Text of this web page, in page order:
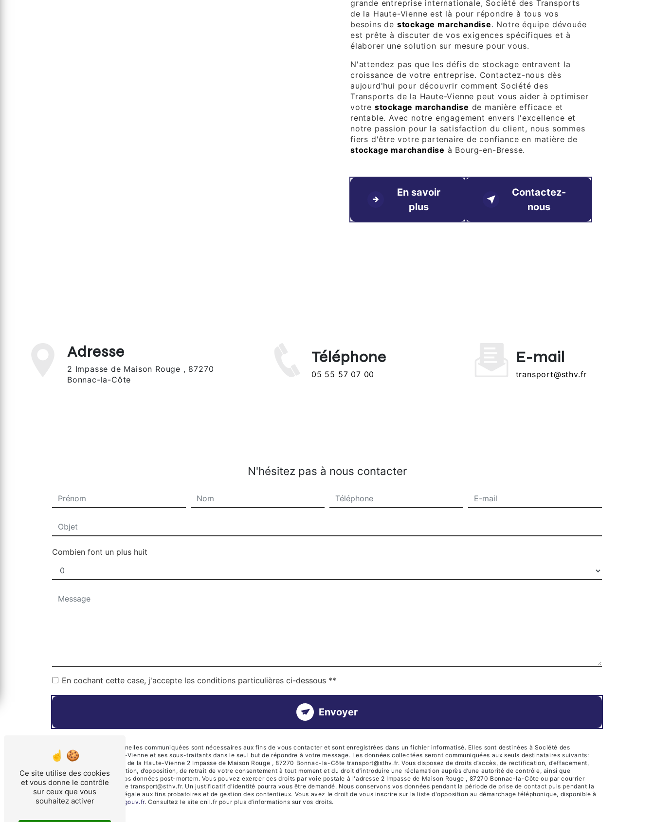
grande entreprise internationale, Société des Transports
de la Haute-Vienne est là pour répondre à tous vos
besoins de stockage marchandise. Notre équipe dévouée
est prête à discuter de vos exigences spécifiques et à
élaborer une solution sur mesure pour vous.
N'attendez pas que les défis de stockage entravent la
croissance de votre entreprise. Contactez-nous dès
aujourd'hui pour découvrir comment Société des
Transports de la Haute-Vienne peut vous aider à optimiser
votre stockage marchandise de manière efficace et
rentable. Avec notre engagement envers l'excellence et
notre passion pour la satisfaction du client, nous sommes
fiers d'être votre partenaire de confiance en matière de
stockage marchandise à Bourg-en-Bresse.
En savoir
plus
Contactez-
nous
Adresse
2 Impasse de Maison Rouge , 87270
Bonnac-la-Côte
Téléphone
05 55 57 07 00
E-mail
transport@sthv.fr
N'hésitez pas à nous contacter
Combien font un plus huit
En cochant cette case, j'accepte les conditions particulières ci-dessous **
Envoyer
** Les données personnelles communiquées sont nécessaires aux fins de vous contacter et sont enregistrées dans un fichier informatisé. Elles sont destinées à Société des
Transports de la Haute-Vienne et ses sous-traitants dans le seul but de répondre à votre message. Les données collectées seront communiquées aux seuls destinataires suivants:
Société des Transports de la Haute-Vienne 2 Impasse de Maison Rouge , 87270 Bonnac-la-Côte transport@sthv.fr. Vous disposez de droits d’accès, de rectification, d’effacement,
de portabilité, de limitation, d’opposition, de retrait de votre consentement à tout moment et du droit d’introduire une réclamation auprès d’une autorité de contrôle, ainsi que
d’organiser le sort de vos données post-mortem. Vous pouvez exercer ces droits par voie postale à l'adresse 2 Impasse de Maison Rouge , 87270 Bonnac-la-Côte ou par courrier
électronique à l'adresse transport@sthv.fr. Un justificatif d'identité pourra vous être demandé. Nous conservons vos données pendant la période de prise de contact puis pendant la
durée de prescription légale aux fins probatoires et de gestion des contentieux. Vous avez le droit de vous inscrire sur la liste d'opposition au démarchage téléphonique, disponible à
cette adresse:
Bloctel.gouv.fr. Consultez le site cnil.fr pour plus d’informations sur vos droits.
Ce site utilise des cookies
et vous donne le contrôle
sur ceux que vous
souhaitez activer